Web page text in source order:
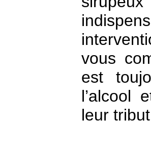
vous
est
l’alcool
leur